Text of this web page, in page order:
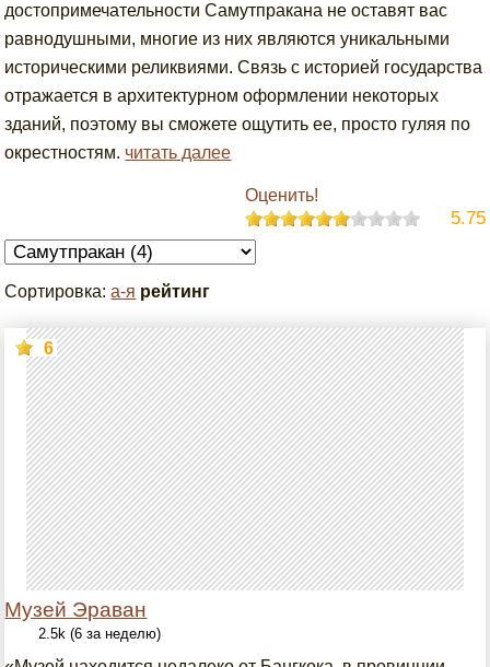
достопримечательности Самутпракана не оставят вас
равнодушными, многие из них являются уникальными
историческими реликвиями. Связь с историей государства
отражается в архитектурном оформлении некоторых
зданий, поэтому вы сможете ощутить ее, просто гуляя по
окрестностям. читать далее
Оценить!
5.75
Сортировка:а-я рейтинг
Музей Эраван
6
2.5k (6 за неделю)